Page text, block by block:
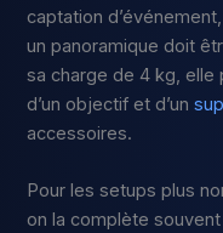
captation
un panoramique doit
sa charge de 4 kg, elle
d’un objectif et d’un
accessoires.
Pour les setups plus
on la complète